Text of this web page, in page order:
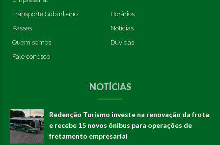
Transporte Suburbano
Horários
Passes
Notícias
Quem somos
Dúvidas
Fale conosco
NOTÍCIAS
Redenção Turismo investe na renovação da frota
e recebe 15 novos ônibus para operações de
fretamento empresarial